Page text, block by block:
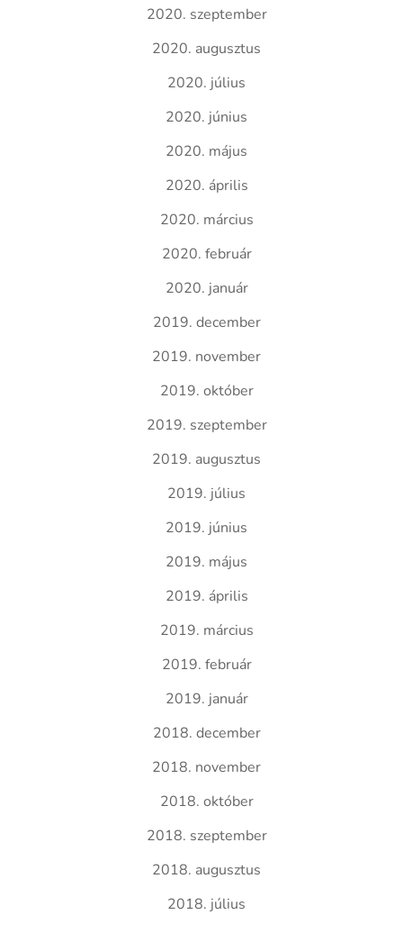
2020. szeptember
2020. augusztus
2020. július
2020. június
2020. május
2020. április
2020. március
2020. február
2020. január
2019. december
2019. november
2019. október
2019. szeptember
2019. augusztus
2019. július
2019. június
2019. május
2019. április
2019. március
2019. február
2019. január
2018. december
2018. november
2018. október
2018. szeptember
2018. augusztus
2018. július